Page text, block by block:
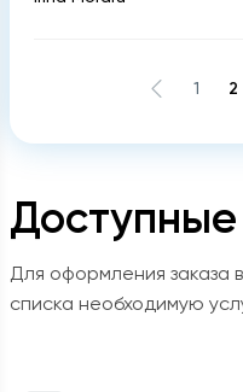
Доступные
Для оформления заказа
списка необходимую
1 2